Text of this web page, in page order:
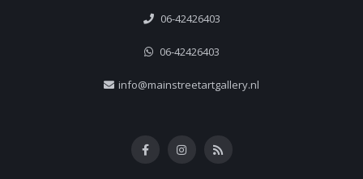
06-42426403
06-42426403
info@mainstreetartgallery.nl